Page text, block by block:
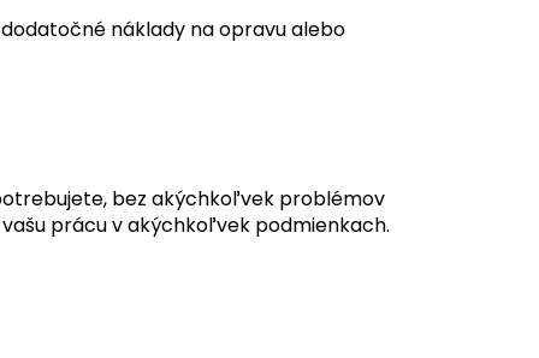
náklady na opravu alebo
bez akýchkoľvek problémov
prácu v akýchkoľvek podmienkach.